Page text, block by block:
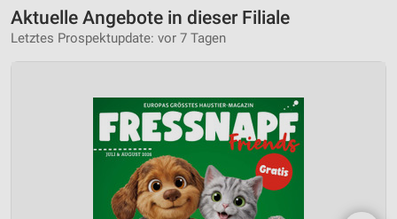
Aktuelle Angebote in dieser Filiale
Letztes Prospektupdate: vor 7 Tagen